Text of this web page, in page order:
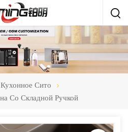
Кухонное Сито
Со Складной Ручкой